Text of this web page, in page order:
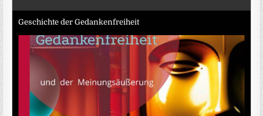
Geschichte der Gedankenfreiheit